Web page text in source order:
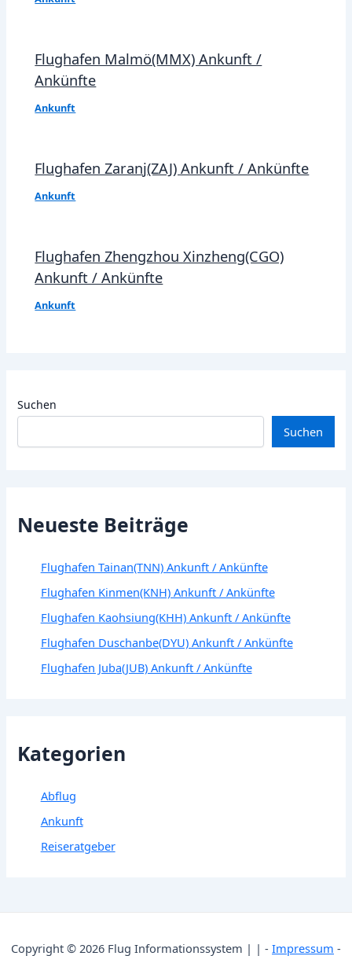
Flughafen Malmö(MMX) Ankunft /
Ankünfte
Ankunft
Flughafen Zaranj(ZAJ) Ankunft / Ankünfte
Ankunft
Flughafen Zhengzhou Xinzheng(CGO)
Ankunft / Ankünfte
Ankunft
Suchen
Suchen
Neueste Beiträge
Flughafen Tainan(TNN) Ankunft / Ankünfte
Flughafen Kinmen(KNH) Ankunft / Ankünfte
Flughafen Kaohsiung(KHH) Ankunft / Ankünfte
Flughafen Duschanbe(DYU) Ankunft / Ankünfte
Flughafen Juba(JUB) Ankunft / Ankünfte
Kategorien
Abflug
Ankunft
Reiseratgeber
Copyright © 2026 Flug Informationssystem | | - Impressum -